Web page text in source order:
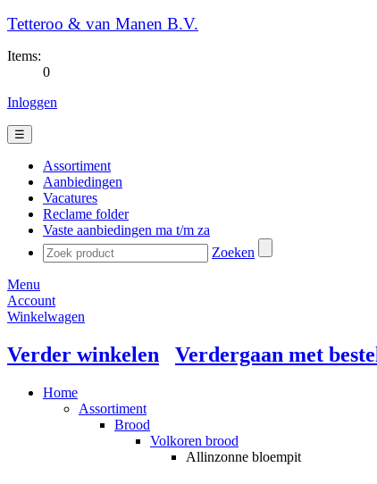
Tetteroo & van Manen B.V.
Items:
0
Inloggen
☰
Assortiment
Aanbiedingen
Vacatures
Reclame folder
Vaste aanbiedingen ma t/m za
Zoeken
Menu
Account
Winkelwagen
Verder winkelen Verdergaan met
Home
Assortiment
Brood
Volkoren brood
Allinzonne bloempit